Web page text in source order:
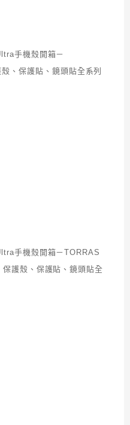
手機殼開箱－
、保護貼、鏡頭貼全系列
手機殼開箱－TORRAS
護殼、保護貼、鏡頭貼全